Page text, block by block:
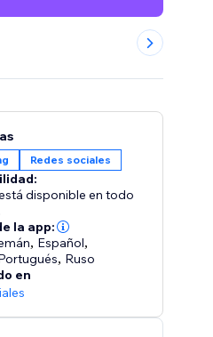
Redes sociales
disponible en todo
la app:
, Español,
, Ruso
en